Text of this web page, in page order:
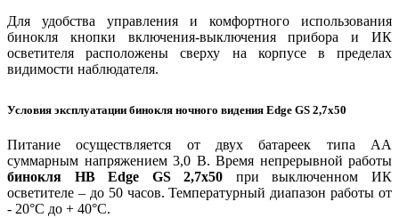
Для удобства управления и комфортного использования
бинокля кнопки включения-выключения прибора и ИК
осветителя расположены сверху на корпусе в пределах
видимости наблюдателя.
Условия эксплуатации бинокля ночного видения Edge GS 2,7x50
Питание осуществляется от двух батареек типа АА
суммарным напряжением 3,0 В. Время непрерывной работы
бинокля НВ Edge GS 2,7x50 при выключенном ИК
осветителе – до 50 часов. Температурный диапазон работы от
- 20°С до + 40°С.